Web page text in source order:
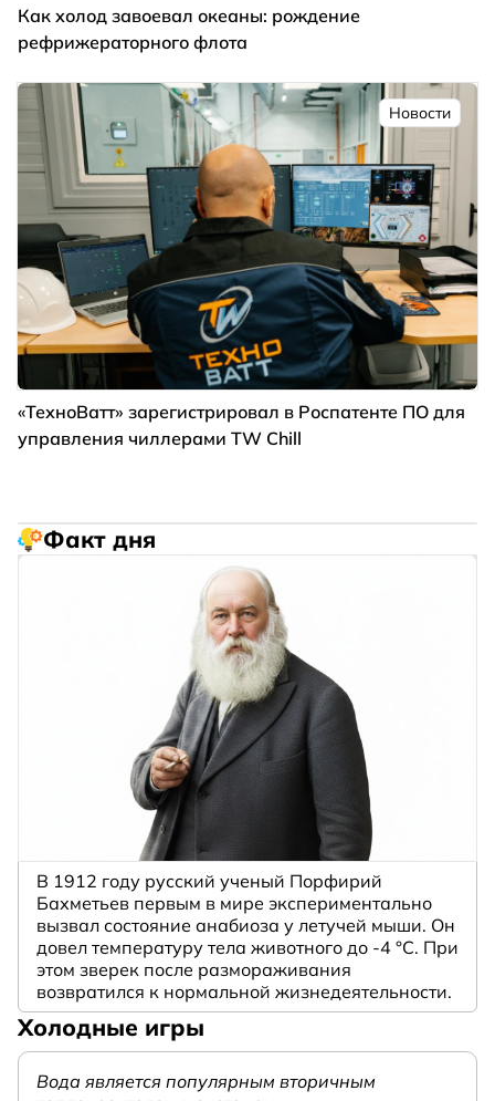
Как холод завоевал океаны: рождение
рефрижераторного флота
Новости
«ТехноВатт» зарегистрировал в Роспатенте ПО для
управления чиллерами TW Chill
Факт дня
В 1912 году русский ученый Порфирий
Бахметьев первым в мире экспериментально
вызвал состояние анабиоза у летучей мыши. Он
довел температуру тела животного до -4 °C. При
этом зверек после размораживания
возвратился к нормальной жизнедеятельности.
Холодные игры
Вода является популярным вторичным